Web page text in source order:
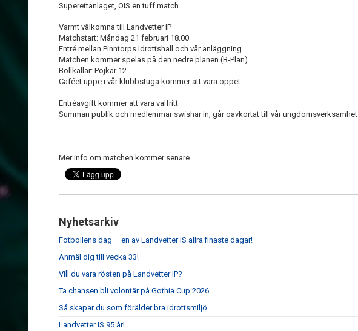
Superettanlaget, ÖIS en tuff match.
Varmt välkomna till Landvetter IP
Matchstart: Måndag 21 februari 18.00
Entré mellan Pinntorps Idrottshall och vår anläggning.
Matchen kommer spelas på den nedre planen (B-Plan)
Bollkallar: Pojkar 12
Caféet uppe i vår klubbstuga kommer att vara öppet
Entréavgift kommer att vara valfritt
Summan publik och medlemmar swishar in, går oavkortat till vår ungdomsverksamhet.
Mer info om matchen kommer senare...
Nyhetsarkiv
Fotbollens dag – en av Landvetter IS allra finaste dagar!
Anmäl dig till vecka 33!
Vill du vara rösten på Landvetter IP?
Ta chansen bli volontär på Gothia Cup 2026
Så skapar du som förälder bra idrottsmiljö
Landvetter IS 95 år!